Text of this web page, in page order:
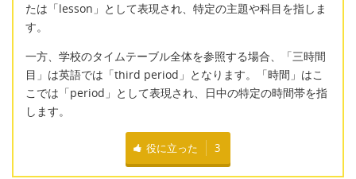
たは「lesson」として表現され、特定の主題や科目を指しま
す。
一方、学校のタイムテーブル全体を参照する場合、「三時間
目」は英語では「third period」となります。「時間」はこ
こでは「period」として表現され、日中の特定の時間帯を指
します。
役に立った 3